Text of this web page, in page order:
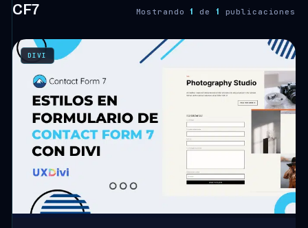
CF7 Mostrando1 de 1 publicaciones
DIVI